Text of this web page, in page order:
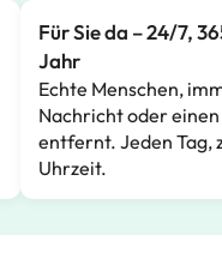
Für Sie da – 24/7,
Jahr
Echte Menschen,
Nachricht oder
entfernt. Jeden Tag,
Uhrzeit.